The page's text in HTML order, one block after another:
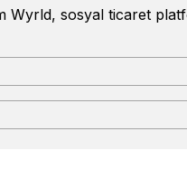
Wyrld, sosyal ticaret